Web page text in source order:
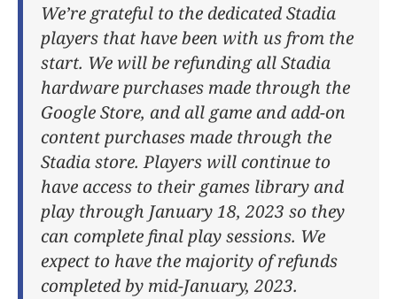
We’re grateful to the dedicated Stadia
players that have been with us from the
start. We will be refunding all Stadia
hardware purchases made through the
Google Store, and all game and add-on
content purchases made through the
Stadia store. Players will continue to
have access to their games library and
play through January 18, 2023 so they
can complete final play sessions. We
expect to have the majority of refunds
completed by mid-January, 2023.